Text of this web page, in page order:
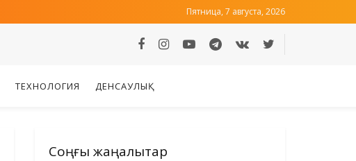
Пятница, 7 августа, 2026
ТЕХНОЛОГИЯ ДЕНСАУЛЫҚ
Соңғы жаңалықтар